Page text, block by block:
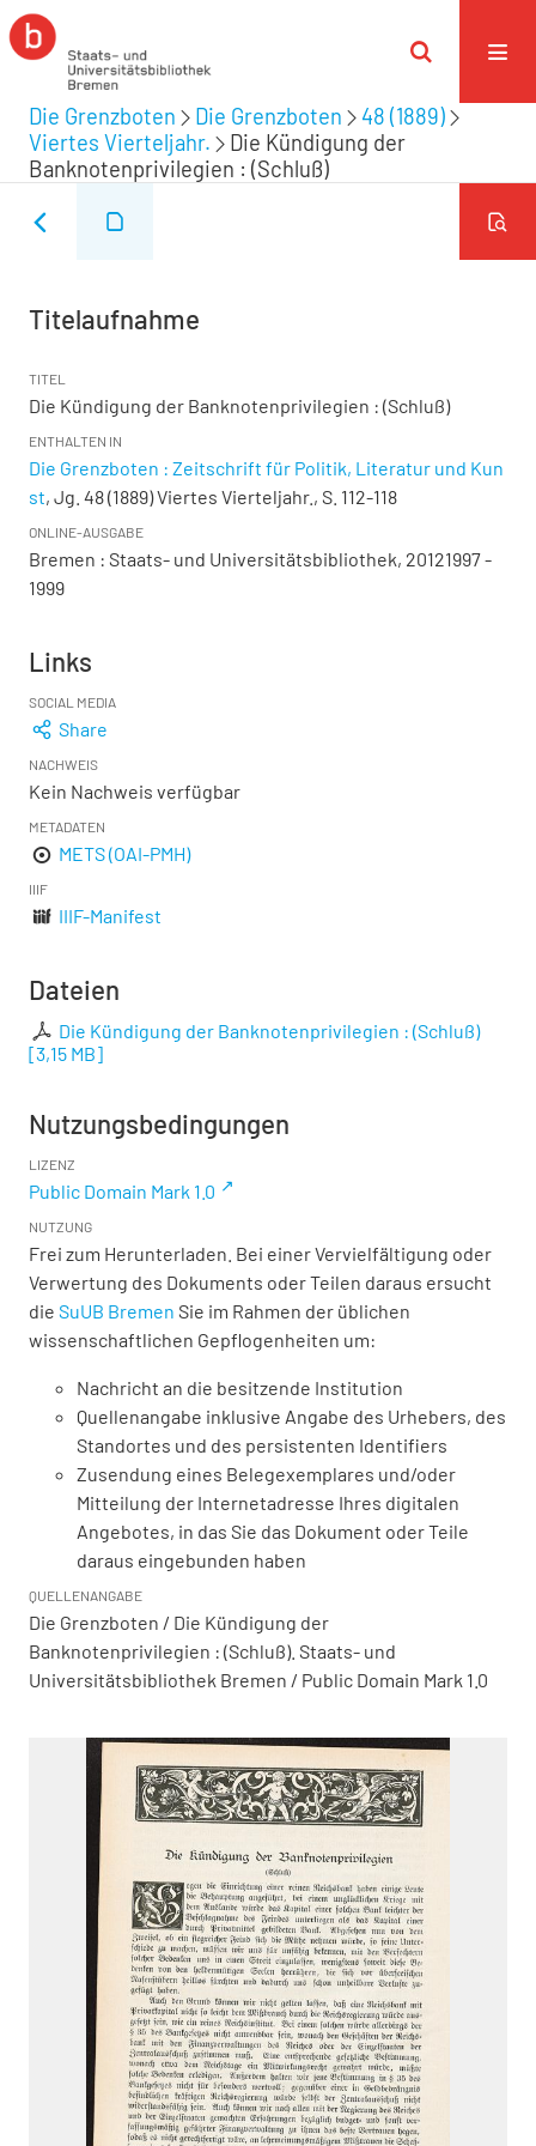
Die Grenzboten Die Grenzboten
48 (1889)
Viertes Vierteljahr.
Die Kündigung der
Banknotenprivilegien : (Schluß)
Titelaufnahme
TITEL
Die Kündigung der Banknotenprivilegien : (Schluß)
ENTHALTEN IN
Die Grenzboten : Zeitschrift für Politik, Literatur und Kun
st, Jg. 48 (1889) Viertes Vierteljahr., S. 112-118
ONLINE-AUSGABE
Bremen : Staats- und Universitätsbibliothek, 20121997 -
1999
Links
SOCIAL MEDIA
Share
NACHWEIS
Kein Nachweis verfügbar
METADATEN
METS (OAI-PMH)
IIIF
IIIF-Manifest
Dateien
Die Kündigung der Banknotenprivilegien : (Schluß)
[3,15 MB]
Nutzungsbedingungen
LIZENZ
Public Domain Mark 1.0
NUTZUNG
Frei zum Herunterladen. Bei einer Vervielfältigung oder
Verwertung des Dokuments oder Teilen daraus ersucht
die SuUB Bremen Sie im Rahmen der üblichen
wissenschaftlichen Gepflogenheiten um:
Nachricht an die besitzende Institution
Quellenangabe inklusive Angabe des Urhebers, des
Standortes und des persistenten Identifiers
Zusendung eines Belegexemplares und/oder
Mitteilung der Internetadresse Ihres digitalen
Angebotes, in das Sie das Dokument oder Teile
daraus eingebunden haben
QUELLENANGABE
Die Grenzboten / Die Kündigung der
Banknotenprivilegien : (Schluß). Staats- und
Universitätsbibliothek Bremen / Public Domain Mark 1.0